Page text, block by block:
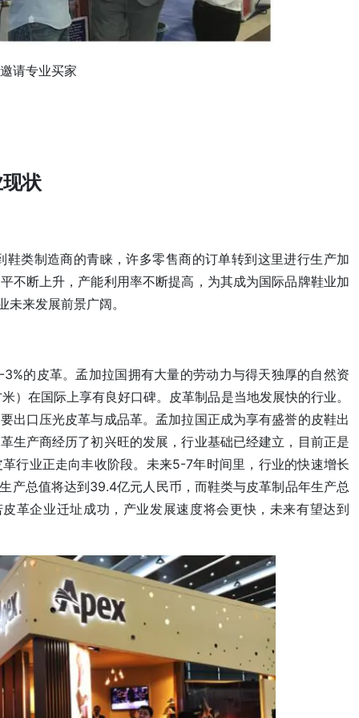
请专业买家
状
类制造商的青睐，许多零售商的订单转到这里进行生产加
不断上升，产能利用率不断提高，为其成为国际品牌鞋业加
来发展前景广阔。
的皮革。孟加拉国拥有大量的劳动力与得天独厚的自然资
在国际上享有良好口碑。皮革制品是当地发展快的行业。
出口压光皮革与成品革。孟加拉国正成为享有盛誉的皮鞋出
生产商经历了初兴旺的发展，行业基础已经建立，目前正是
行业正走向丰收阶段。未来5-7年时间里，行业的快速增长
产总值将达到39.4亿元人民币，而鞋类与皮革制品年生产总
革企业迁址成功，产业发展速度将会更快，未来有望达到